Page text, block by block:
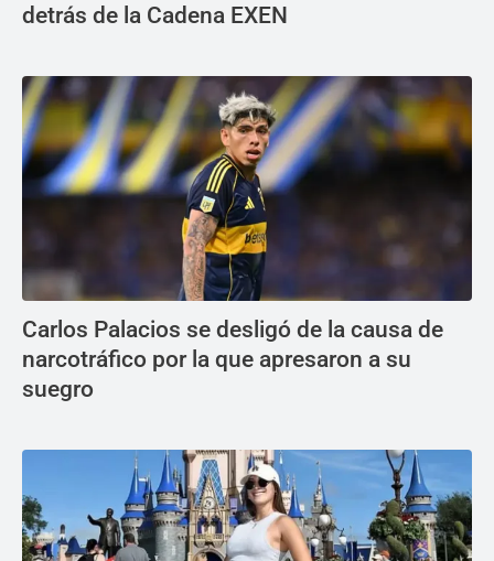
detrás de la Cadena EXEN
Carlos Palacios se desligó de la causa de
narcotráfico por la que apresaron a su
suegro